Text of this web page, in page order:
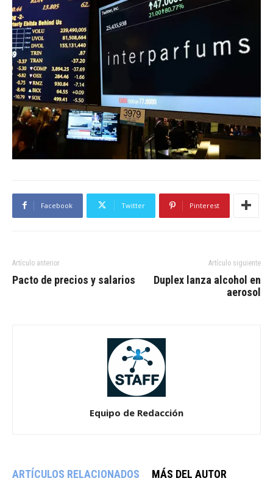
Facebook Twitter Pinterest
Artículo anterior
Pacto de precios y salarios
Artículo siguiente
Duplex lanza alcohol en
aerosol
Equipo de Redacción
ARTÍCULOS RELACIONADOS MÁS DEL AUTOR